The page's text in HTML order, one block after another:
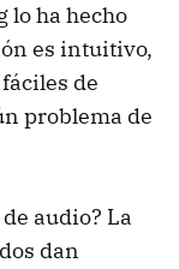
lo ha hecho
es intuitivo,
de
problema de
audio? La
dan